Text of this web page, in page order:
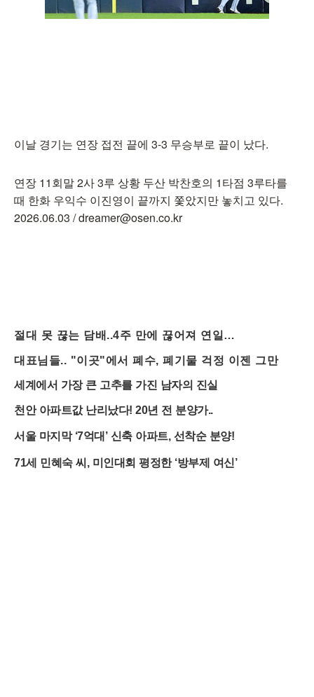
이날 경기는 연장 접전 끝에 3-3 무승부로 끝이 났다.
연장 11회말 2사 3루 상황 두산 박찬호의 1타점 3루타를
때 한화 우익수 이진영이 끝까지 쫓았지만 놓치고 있다.
2026.06.03 / dreamer@osen.co.kr